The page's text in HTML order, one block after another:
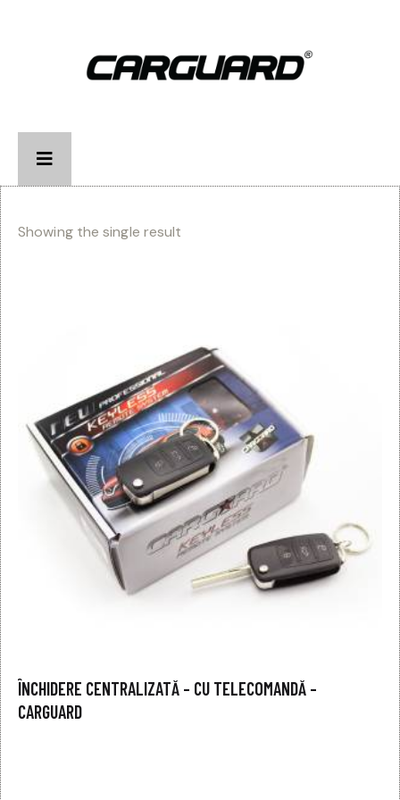
Showing the single result
ÎNCHIDERE CENTRALIZATĂ – CU TELECOMANDĂ –
CARGUARD